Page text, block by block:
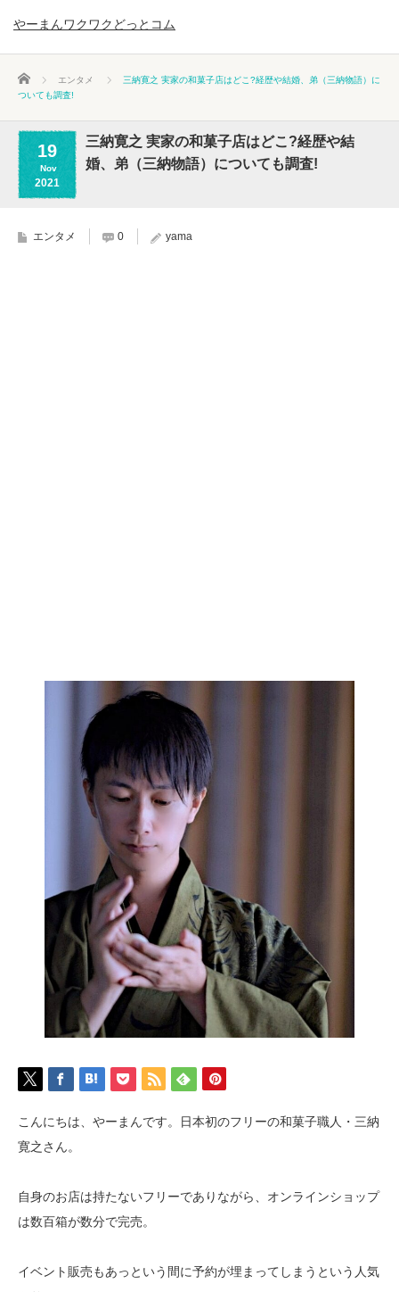
やーまんワクワクどっとコム
ホーム エンタメ
三納寛之 実家の和菓子店はどこ?経歴や結婚、弟（三納物語）に
ついても調査!
19
Nov
2021
三納寛之 実家の和菓子店はどこ?経歴や結
婚、弟（三納物語）についても調査!
エンタメ 0 yama
こんにちは、やーまんです。日本初のフリーの和菓子職人・三納
寛之さん。
自身のお店は持たないフリーでありながら、オンラインショップ
は数百箱が数分で完売。
イベント販売もあっという間に予約が埋まってしまうという人気